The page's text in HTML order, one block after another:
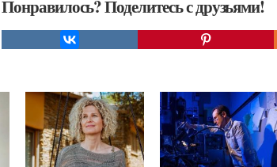
Понравилось? Поделитесь с друзьями!